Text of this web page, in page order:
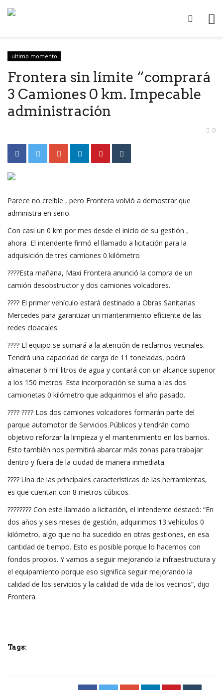
ultimo momento
Frontera sin límite “comprará
3 Camiones 0 km. Impecable
administración
0
Parece no creíble , pero Frontera volvió a demostrar que
administra en serio.
Con casi un 0 km por mes desde el inicio de su gestión ,
ahora El intendente firmó el llamado a licitación para la
adquisición de tres camiones 0 kilómetro
????Esta mañana, Maxi Frontera anunció la compra de un
camión desobstructor y dos camiones volcadores.
???? El primer vehículo estará destinado a Obras Sanitarias
Mercedes para garantizar un mantenimiento eficiente de las
redes cloacales.
???? El equipo se sumará a la atención de reclamos vecinales.
Tendrá una capacidad de carga de 11 toneladas, podrá
almacenar 6 mil litros de agua y contará con un alcance superior
a los 150 metros. Esta incorporación se suma a las dos
camionetas 0 kilómetro que adquirimos el año pasado.
???? ???? Los dos camiones volcadores formarán parte del
parque automotor de Servicios Públicos y tendrán como
objetivo reforzar la limpieza y el mantenimiento en los barrios.
Esto también nos permitirá abarcar más zonas para trabajar
dentro y fuera de la ciudad de manera inmediata.
???? Una de las principales características de las herramientas,
es que cuentan con 8 metros cúbicos.
???????? Con este llamado a licitación, el intendente destacó: “En
dos años y seis meses de gestión, adquirimos 13 vehículos 0
kilómetro, algo que no ha sucedido en otras gestiones, en esa
cantidad de tiempo. Esto es posible porque lo hacemos con
fondos propios. Y vamos a seguir mejorando la infraestructura y
el equipamiento porque eso significa seguir mejorando la
calidad de los servicios y la calidad de vida de los vecinos”, dijo
Frontera.
Tags: